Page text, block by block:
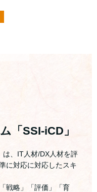
「SSI-iCD」
は、IT人材/DX人材を評
に対応に対応したスキ
戦略」「評価」「育